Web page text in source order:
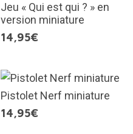
Jeu « Qui est qui ? » en
version miniature
14,95€
Pistolet Nerf miniature
14,95€